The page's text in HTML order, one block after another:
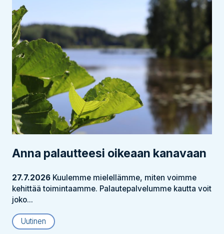
Anna palautteesi oikeaan kanavaan
27.7.2026 Kuulemme mielellämme, miten voimme
kehittää toimintaamme. Palautepalvelumme kautta voit
joko...
Uutinen